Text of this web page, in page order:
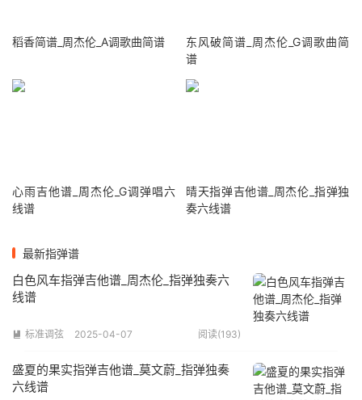
稻香简谱_周杰伦_A调歌曲简谱
东风破简谱_周杰伦_G调歌曲简
谱
心雨吉他谱_周杰伦_G调弹唱六
线谱
晴天指弹吉他谱_周杰伦_指弹独
奏六线谱
最新指弹谱
白色风车指弹吉他谱_周杰伦_指弹独奏六
线谱
 标准调弦 2025-04-07 阅读(193)
盛夏的果实指弹吉他谱_莫文蔚_指弹独奏
六线谱